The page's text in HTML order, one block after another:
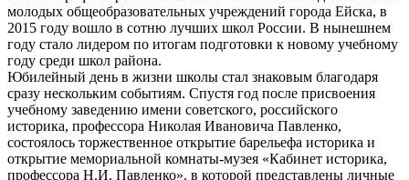
молодых общеобразовательных учреждений города Ейска, в
2015 году вошло в сотню лучших школ России. В нынешнем
году стало лидером по итогам подготовки к новому учебному
году среди школ района.
Юбилейный день в жизни школы стал знаковым благодаря
сразу нескольким событиям. Спустя год после присвоения
учебному заведению имени советского, российского
историка, профессора Николая Ивановича Павленко,
состоялось торжественное открытие барельефа историка и
открытие мемориальной комнаты-музея «Кабинет историка,
профессора Н.И. Павленко». в которой представлены личные